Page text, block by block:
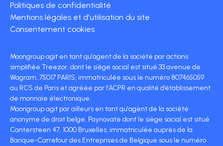
Politiques de confidentialité
Mentions légales et d'utilisation du site
Consentement cookies
Moongroup agit en tant qu'agent de la société par actions
simplifiée Treezor, dont le siège social est situé 33 avenue de
Wagram, 75017 PARIS, immatriculée sous le numéro 807465059
au RCS de Paris et agréée par l’ACPR en qualité d’établissement
de monnaie électronique.
Moongroup agit par ailleurs en tant qu'agent de la société
anonyme de droit belge, Paynovate dont le siège social est situé
Cantersteen 47, 1000 Bruxelles, immatriculée auprès de la
Banque-Carrefour des Entreprises de Belgique sous le numéro